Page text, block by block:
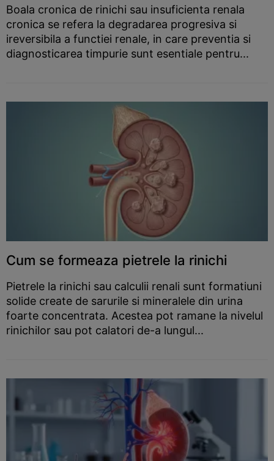
Boala cronica de rinichi sau insuficienta renala
cronica se refera la degradarea progresiva si
ireversibila a functiei renale, in care preventia si
diagnosticarea timpurie sunt esentiale pentru...
Cum se formeaza pietrele la rinichi
Pietrele la rinichi sau calculii renali sunt formatiuni
solide create de sarurile si mineralele din urina
foarte concentrata. Acestea pot ramane la nivelul
rinichilor sau pot calatori de-a lungul...